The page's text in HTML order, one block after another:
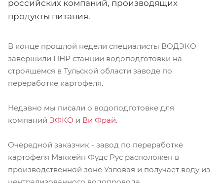
российских компаний, производящих
продукты питания.
В конце прошлой недели специалисты ВОДЭКО
завершили ПНР станции водоподготовки на
строящемся в Тульской области заводе по
переработке картофеля.
Недавно мы писали о водоподготовке для
компаний ЭФКО и Ви Фрай.
Очередной заказчик - завод по переработке
картофеля Маккейн Фудс Рус расположен в
производственной зоне Узловая и получает воду из